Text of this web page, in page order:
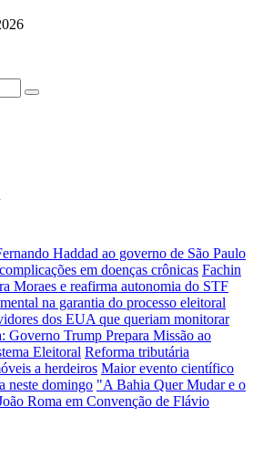
Haddad ao governo de São Paulo
em doenças crônicas Fachin
Moraes e reafirma autonomia do STF
na garantia do processo eleitoral
dos EUA que queriam monitorar
Governo Trump Prepara Missão ao
Eleitoral Reforma tributária
a herdeiros Maior evento científico
neste domingo "A Bahia Quer Mudar e o
Roma em Convenção de Flávio